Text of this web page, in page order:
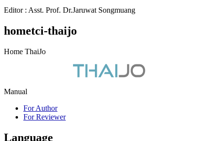
Editor : Asst. Prof. Dr.Jaruwat Songmuang
hometci-thaijo
Home ThaiJo
Manual
For Author
For Reviewer
Language